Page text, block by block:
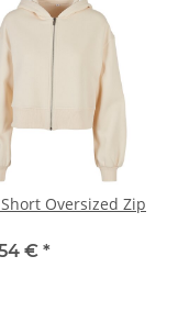
Oversized Zip
€ *